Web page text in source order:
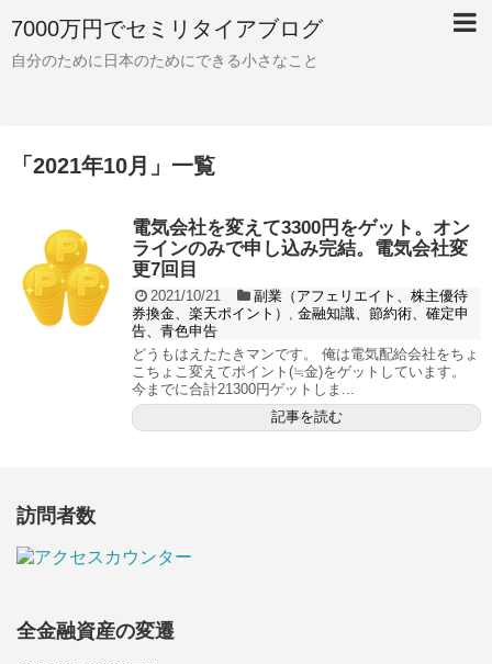
7000万円でセミリタイアブログ
自分のために日本のためにできる小さなこと
「 2021年10月 」 一覧
電気会社を変えて3300円をゲット。オン
ラインのみで申し込み完結。電気会社変
更7回目
2021/10/21
副業（アフェリエイト、株主優待
券換金、楽天ポイント）
金融知識、節約術、確定申
告、青色申告
どうもはえたたきマンです。 俺は電気配給会社をちょ
こちょこ変えてポイント(≒金)をゲットしています。
今までに合計21300円ゲットしま...
記事を読む
訪問者数
全金融資産の変遷